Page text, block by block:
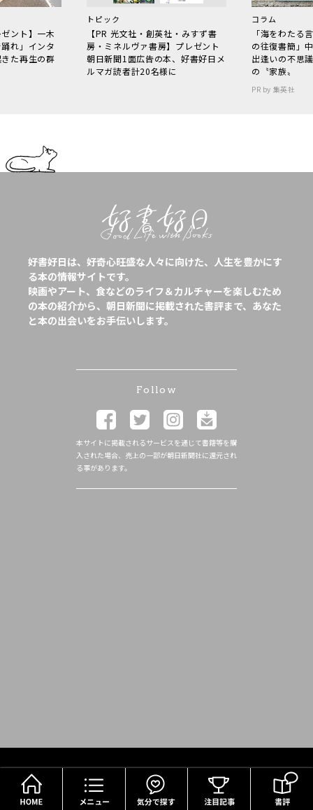
ント】一木
れ」インタ
た再生の群
トピック
【PR 光文社・創英社・みすず書
房・ミネルヴァ書房】プレゼント
朝日新聞1面広告の本、好書好日メ
ルマガ読者計20名様に
コラム
「海をわた
の往復書簡」
出逢いの不思
の〝家族〟
PR by 集英社
好書好日は、好奇心旺盛な人々に向けた、人生を豊かにす
る本の情報サイトです。
映画やアート、食などのライフ＆カルチャーを楽しむため
の本の紹介から、朝日新聞に掲載された書評まで、あなた
と本の出会いをお手伝いします。
Follow
本サイトに掲載されるサービスを通じて書籍等を購
入された場合、売上の一部が朝日新聞社に還元され
る事があります。
朝日新聞社の関連サイト